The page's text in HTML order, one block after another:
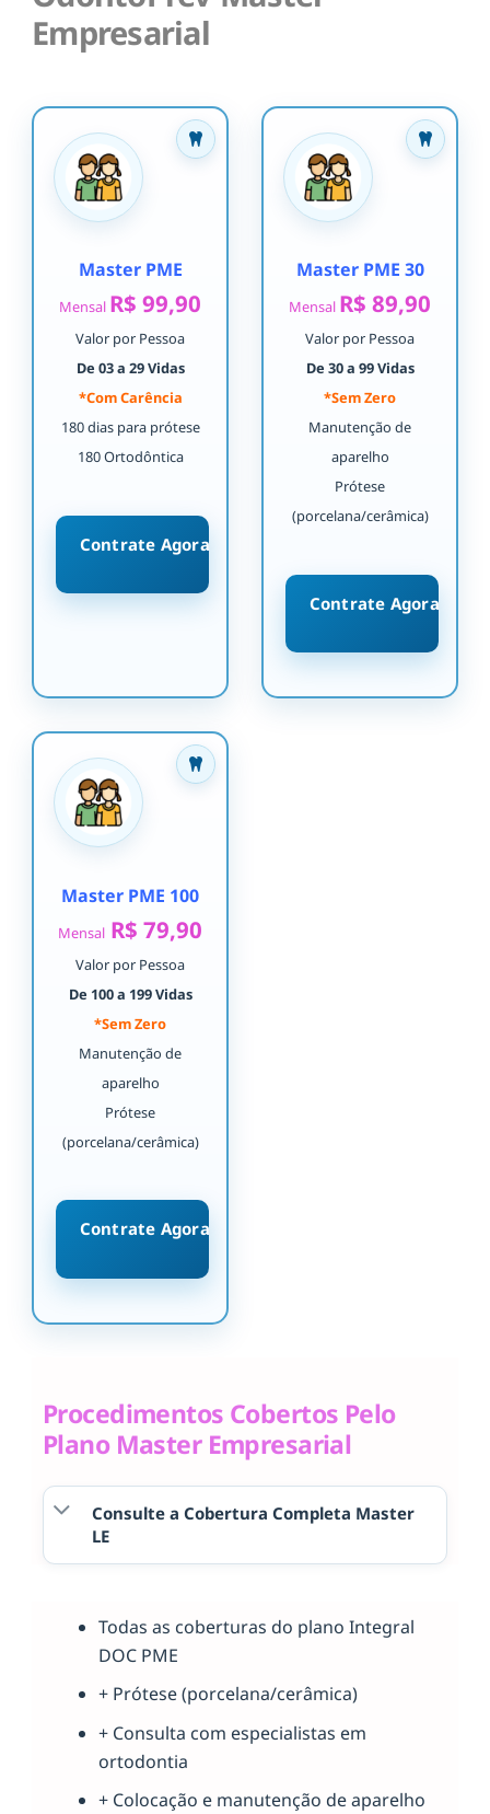
Empresarial
Master PME
Mensal R$ 99,90
Valor por Pessoa
De 03 a 29 Vidas
*Com Carência
180 dias para prótese
180 Ortodôntica
Contrate Agora
Master PME 30
Mensal R$ 89,90
Valor por Pessoa
De 30 a 99 Vidas
*Sem Zero
Manutenção de
aparelho
Prótese
(porcelana/cerâmica)
Contrate Agora
Master PME 100
Mensal R$ 79,90
Valor por Pessoa
De 100 a 199 Vidas
*Sem Zero
Manutenção de
aparelho
Prótese
(porcelana/cerâmica)
Contrate Agora
Procedimentos Cobertos Pelo
Plano Master Empresarial
Consulte a Cobertura Completa Master
LE
Todas as coberturas do plano Integral
DOC PME
+ Prótese (porcelana/cerâmica)
+ Consulta com especialistas em
ortodontia
+ Colocação e manutenção de aparelho